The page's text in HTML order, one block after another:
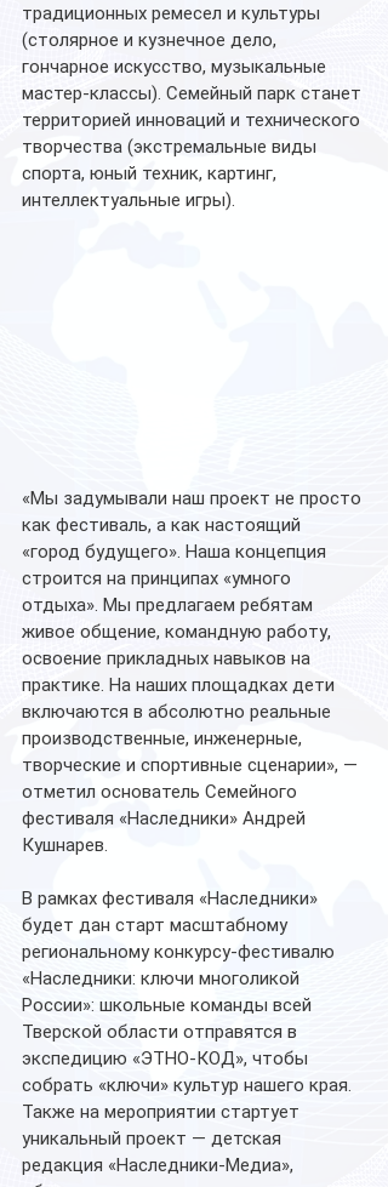
традиционных ремесел и культуры
(столярное и кузнечное дело,
гончарное искусство, музыкальные
мастер-классы). Семейный парк станет
территорией инноваций и технического
творчества (экстремальные виды
спорта, юный техник, картинг,
интеллектуальные игры).
«Мы задумывали наш проект не просто
как фестиваль, а как настоящий
«город будущего». Наша концепция
строится на принципах «умного
отдыха». Мы предлагаем ребятам
живое общение, командную работу,
освоение прикладных навыков на
практике. На наших площадках дети
включаются в абсолютно реальные
производственные, инженерные,
творческие и спортивные сценарии», —
отметил основатель Семейного
фестиваля «Наследники» Андрей
Кушнарев.
В рамках фестиваля «Наследники»
будет дан старт масштабному
региональному конкурсу-фестивалю
«Наследники: ключи многоликой
России»: школьные команды всей
Тверской области отправятся в
экспедицию «ЭТНО-КОД», чтобы
собрать «ключи» культур нашего края.
Также на мероприятии стартует
уникальный проект — детская
редакция «Наследники-Медиа»,